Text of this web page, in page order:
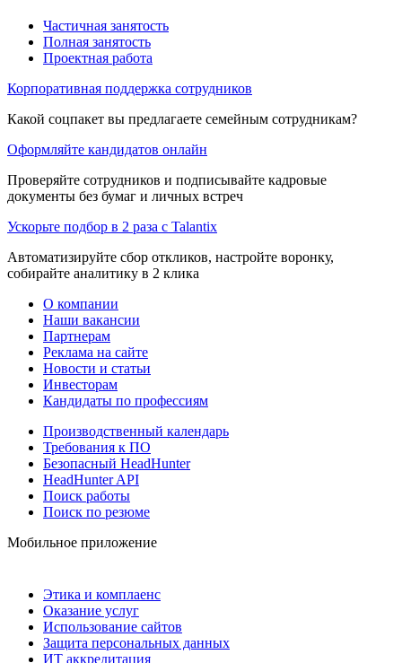
Частичная занятость
Полная занятость
Проектная работа
Корпоративная поддержка сотрудников
Какой соцпакет вы предлагаете семейным сотрудникам?
Оформляйте кандидатов онлайн
Проверяйте сотрудников и подписывайте кадровые
документы без бумаг и личных встреч
Ускорьте подбор в 2 раза с Talantix
Автоматизируйте сбор откликов, настройте воронку,
собирайте аналитику в 2 клика
О компании
Наши вакансии
Партнерам
Реклама на сайте
Новости и статьи
Инвесторам
Кандидаты по профессиям
Производственный календарь
Требования к ПО
Безопасный HeadHunter
HeadHunter API
Поиск работы
Поиск по резюме
Мобильное приложение
Этика и комплаенс
Оказание услуг
Использование сайтов
Защита персональных данных
ИТ аккредитация